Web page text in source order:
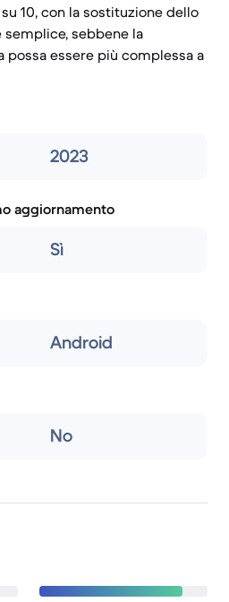
10, con la sostituzione dello
sebbene la
essere più complessa a
2023
aggiornamento
Sì
Android
No